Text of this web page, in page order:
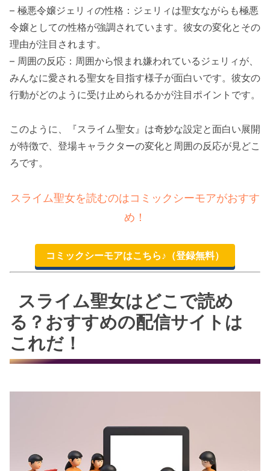
– 極悪令嬢ジェリィの性格：ジェリィは聖女ながらも極悪
令嬢としての性格が強調されています。彼女の変化とその
理由が注目されます。
– 周囲の反応：周囲から恨まれ嫌われているジェリィが、
みんなに愛される聖女を目指す様子が面白いです。彼女の
行動がどのように受け止められるかが注目ポイントです。
このように、『スライム聖女』は奇妙な設定と面白い展開
が特徴で、登場キャラクターの変化と周囲の反応が見どこ
ろです。
スライム聖女を読むのはコミックシーモアがおすす
め！
コミックシーモアはこちら♪（登録無料）
スライム聖女はどこで読め
る？おすすめの配信サイトは
これだ！